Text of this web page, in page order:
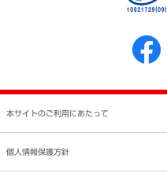
反社会的勢力に対する基本方針
書面による個人情報の開示等の請求
本サイトのご利用にあたって
個人情報保護方針